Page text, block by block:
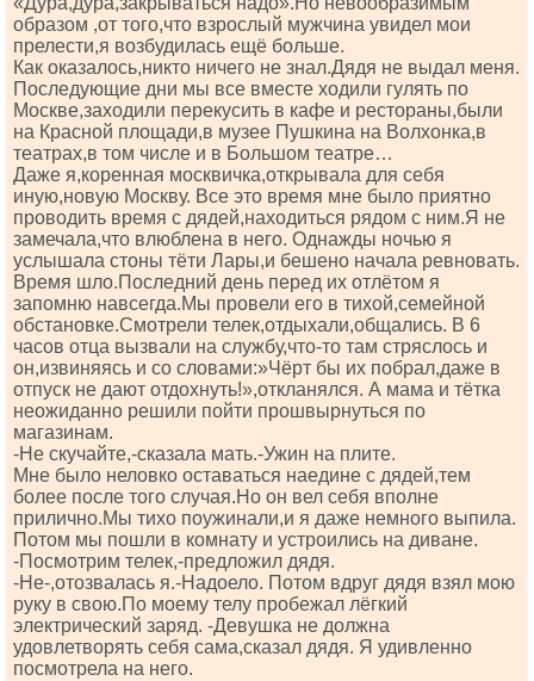
образом ,от того,что взрослый мужчина увидел мои
прелести,я возбудилась ещё больше.
Как оказалось,никто ничего не знал.Дядя не выдал меня.
Последующие дни мы все вместе ходили гулять по
Москве,заходили перекусить в кафе и рестораны,были
на Красной площади,в музее Пушкина на Волхонка,в
театрах,в том числе и в Большом театре…
Даже я,коренная москвичка,открывала для себя
иную,новую Москву. Все это время мне было приятно
проводить время с дядей,находиться рядом с ним.Я не
замечала,что влюблена в него. Однажды ночью я
услышала стоны тёти Лары,и бешено начала ревновать.
Время шло.Последний день перед их отлётом я
запомню навсегда.Мы провели его в тихой,семейной
обстановке.Смотрели телек,отдыхали,общались. В 6
часов отца вызвали на службу,что-то там стряслось и
он,извиняясь и со словами:»Чёрт бы их побрал,даже в
отпуск не дают отдохнуть!»,откланялся. А мама и тётка
неожиданно решили пойти прошвырнуться по
магазинам.
-Не скучайте,-сказала мать.-Ужин на плите.
Мне было неловко оставаться наедине с дядей,тем
более после того случая.Но он вел себя вполне
прилично.Мы тихо поужинали,и я даже немного выпила.
Потом мы пошли в комнату и устроились на диване.
-Посмотрим телек,-предложил дядя.
-Не-,отозвалась я.-Надоело. Потом вдруг дядя взял мою
руку в свою.По моему телу пробежал лёгкий
электрический заряд. -Девушка не должна
удовлетворять себя сама,сказал дядя. Я удивленно
посмотрела на него.